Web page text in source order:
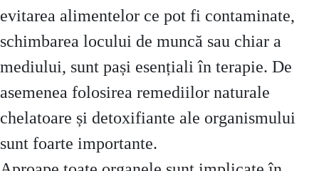
evitarea alimentelor ce pot fi contaminate,
schimbarea locului de muncă sau chiar a
mediului, sunt pași esențiali în terapie. De
asemenea folosirea remediilor naturale
chelatoare și detoxifiante ale organismului
sunt foarte importante.